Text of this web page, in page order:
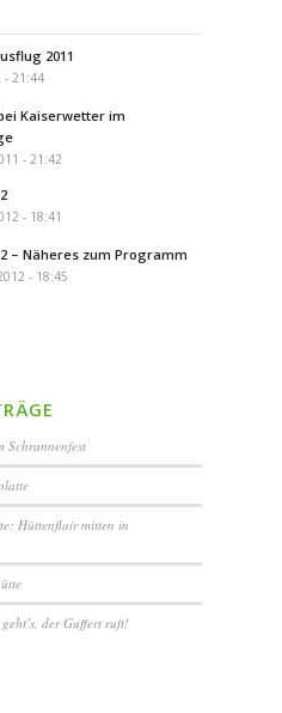
2011
- 21:44
Kaiserwetter im
- 21:42
- 18:41
– Näheres zum Programm
- 18:45
Schrannenfest
Hüttenflair mitten in
der Guffert ruft!